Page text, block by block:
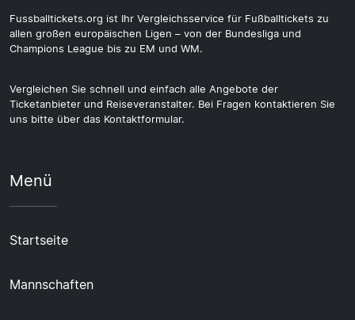
Fussballtickets.org ist Ihr Vergleichsservice für Fußballtickets zu
allen großen europäischen Ligen – von der Bundesliga und
Champions League bis zu EM und WM.
Vergleichen Sie schnell und einfach alle Angebote der
Ticketanbieter und Reiseveranstalter. Bei Fragen kontaktieren Sie
uns bitte über das Kontaktformular.
Menü
Startseite
Mannschaften